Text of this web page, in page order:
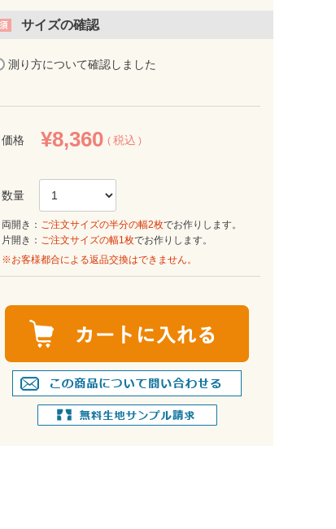
サイズの確認
測り方について確認しました
価格 ¥8,360 税込
両開き： ご注文サイズの半分の幅2枚でお作りします。
片開き： ご注文サイズの幅1枚でお作りします。
※お客様都合による返品交換はできません。